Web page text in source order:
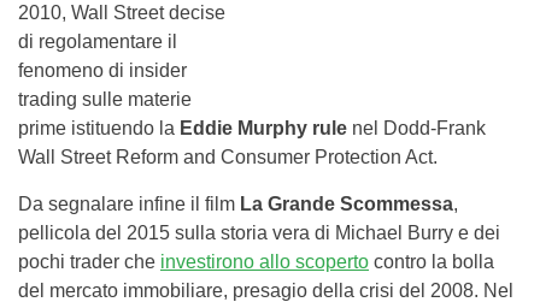
2010, Wall Street decise
di regolamentare il
fenomeno di insider
trading sulle materie
prime istituendo la Eddie Murphy rule nel Dodd-Frank
Wall Street Reform and Consumer Protection Act.
Da segnalare infine il film La Grande Scommessa,
pellicola del 2015 sulla storia vera di Michael Burry e dei
pochi trader che investirono allo scoperto contro la bolla
del mercato immobiliare, presagio della crisi del 2008. Nel